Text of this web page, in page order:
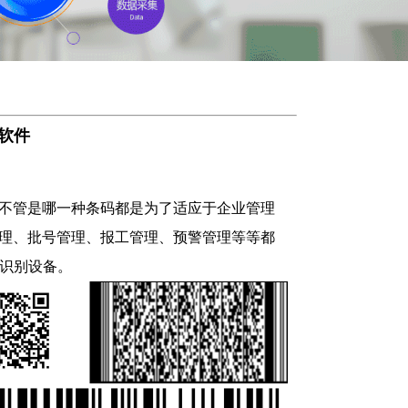
件
是哪一种条码都是为了适应于企业管理
、批号管理、报工管理、预警管理等等都
别设备。